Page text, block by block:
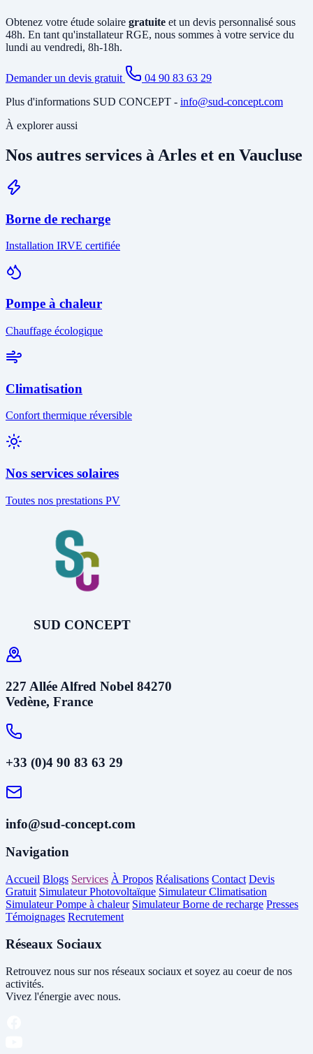
Obtenez votre étude solaire gratuite et un devis personnalisé sous
48h. En tant qu'installateur RGE, nous sommes à votre service du
lundi au vendredi, 8h-18h.
Demander un devis gratuit
04 90 83 63 29
Plus d'informations SUD CONCEPT - info@sud-concept.com
À explorer aussi
Nos autres services à Arles et en Vaucluse
Borne de recharge
Installation IRVE certifiée
Pompe à chaleur
Chauffage écologique
Climatisation
Confort thermique réversible
Nos services solaires
Toutes nos prestations PV
SUD CONCEPT
227 Allée Alfred Nobel 84270
Vedène, France
+33 (0)4 90 83 63 29
info@sud-concept.com
Navigation
Accueil Blogs Services À Propos Réalisations Contact Devis
Gratuit Simulateur Photovoltaïque Simulateur Climatisation
Simulateur Pompe à chaleur Simulateur Borne de recharge Presses
Témoignages Recrutement
Réseaux Sociaux
Retrouvez nous sur nos réseaux sociaux et soyez au coeur de nos
activités.
Vivez l'énergie avec nous.